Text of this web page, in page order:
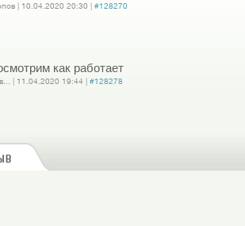
| 10.04.2020 20:30
#128270
как работает
11.04.2020 19:44
#128278